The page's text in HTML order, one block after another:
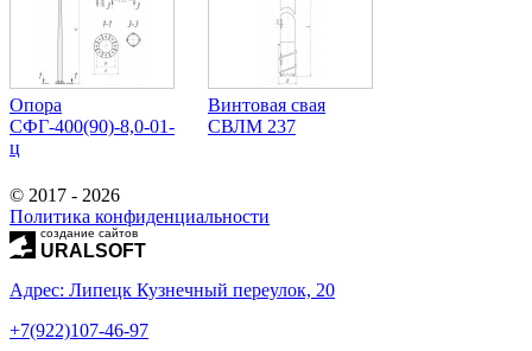
Опора
СФГ-400(90)-8,0-01-
ц
Винтовая свая
СВЛМ 237
© 2017 - 2026
Политика конфиденциальности
создание сайтов
URALSOFT
Адрес: Липецк Кузнечный переулок, 20
+7(922)107-46-97